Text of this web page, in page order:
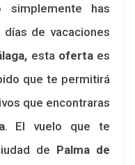
has
de vacaciones
esta oferta es
que te permitirá
que encontraras
. El vuelo que te
de Palma de